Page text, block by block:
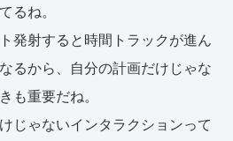
るね。
発射すると時間トラックが進ん
るから、自分の計画だけじゃな
も重要だね。
じゃないインタラクションって